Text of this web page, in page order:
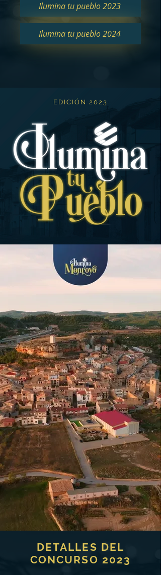
Ilumina tu pueblo 2023
Ilumina tu pueblo 2024
EDICIÓN 2023
DETALLES DEL
CONCURSO 2023